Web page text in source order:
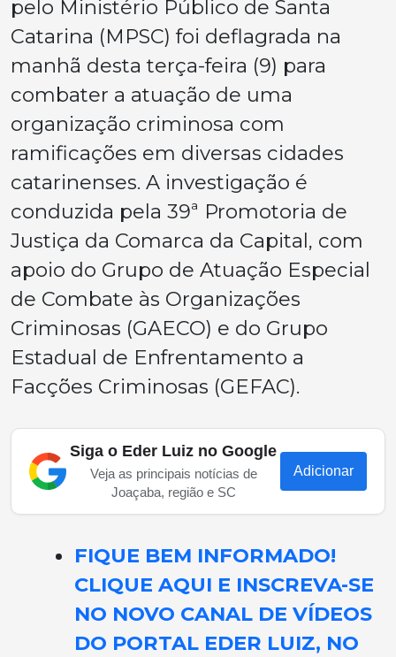
pelo Ministério Público de Santa
Catarina (MPSC) foi deflagrada na
manhã desta terça-feira (9) para
combater a atuação de uma
organização criminosa com
ramificações em diversas cidades
catarinenses. A investigação é
conduzida pela 39ª Promotoria de
Justiça da Comarca da Capital, com
apoio do Grupo de Atuação Especial
de Combate às Organizações
Criminosas (GAECO) e do Grupo
Estadual de Enfrentamento a
Facções Criminosas (GEFAC).
Siga o Eder Luiz no Google
Veja as principais notícias de
Joaçaba, região e SC
Adicionar
FIQUE BEM INFORMADO!
CLIQUE AQUI E INSCREVA-SE
NO NOVO CANAL DE VÍDEOS
DO PORTAL EDER LUIZ, NO